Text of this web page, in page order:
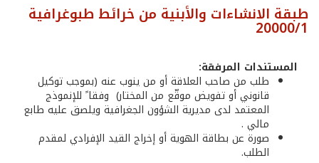
طبقة الانشاءات والأبنية من خرائط طبوغرافية
20000/1
المستندات المرفقة:
طلب من صاحب العلاقة أو من ينوب عنه (بموجب توكيل
قانوني أو تفويض موقّع من المختار) وفقا ً للإنموذج
المعتمد لدى مديرية الشؤون الجغرافية ويلصق عليه طابع
مالي .
صورة عن بطاقة الهوية أو إخراج القيد الإفرادي لمقدم
الطلب.